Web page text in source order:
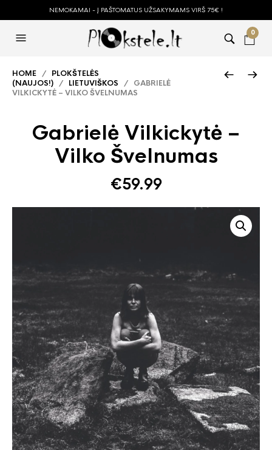
NEMOKAMAI - Į PAŠTOMATUS UŽSAKYMAMS VIRŠ 75€ !
0
HOME / PLOKŠTELĖS
(NAUJOS!) / LIETUVIŠKOS / GABRIELĖ
VILKICKYTĖ – VILKO ŠVELNUMAS
Gabrielė Vilkickytė –
Vilko Švelnumas
€59.99